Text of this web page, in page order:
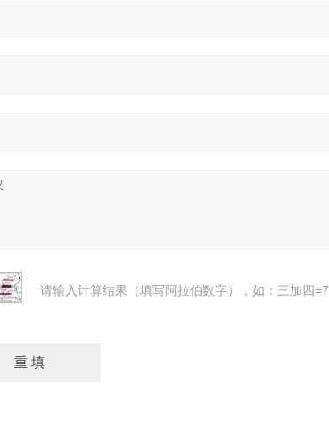
请输入计算结果（填写阿拉伯数字），如：三加四=7